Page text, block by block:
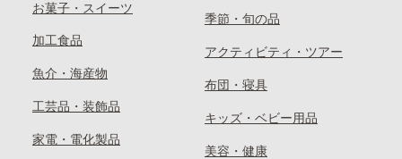
お菓子・スイーツ
加工食品
魚介・海産物
工芸品・装飾品
家電・電化製品
季節・旬の品
アクティビティ・ツアー
布団・寝具
キッズ・ベビー用品
美容・健康